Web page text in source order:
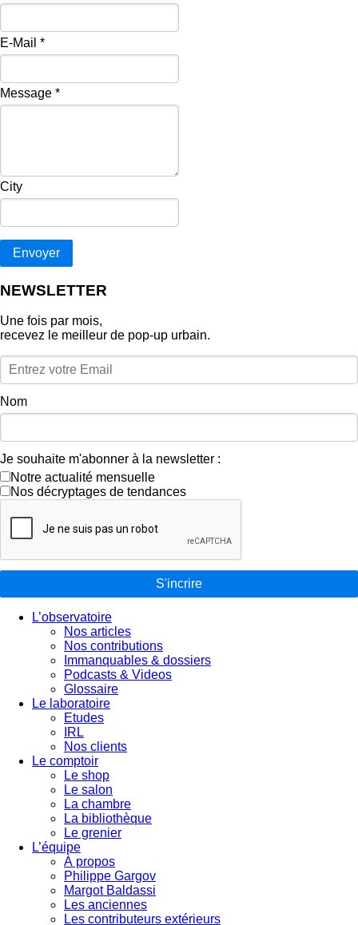
E-Mail *
Message *
City
Envoyer
NEWSLETTER
Une fois par mois,
recevez le meilleur de pop‑up urbain.
Nom
Je souhaite m'abonner à la newsletter :
Notre actualité mensuelle
Nos décryptages de tendances
S'incrire
L’observatoire
Nos articles
Nos contributions
Immanquables & dossiers
Podcasts & Videos
Glossaire
Le laboratoire
Etudes
IRL
Nos clients
Le comptoir
Le shop
Le salon
La chambre
La bibliothèque
Le grenier
L’équipe
À propos
Philippe Gargov
Margot Baldassi
Les anciennes
Les contributeurs extérieurs